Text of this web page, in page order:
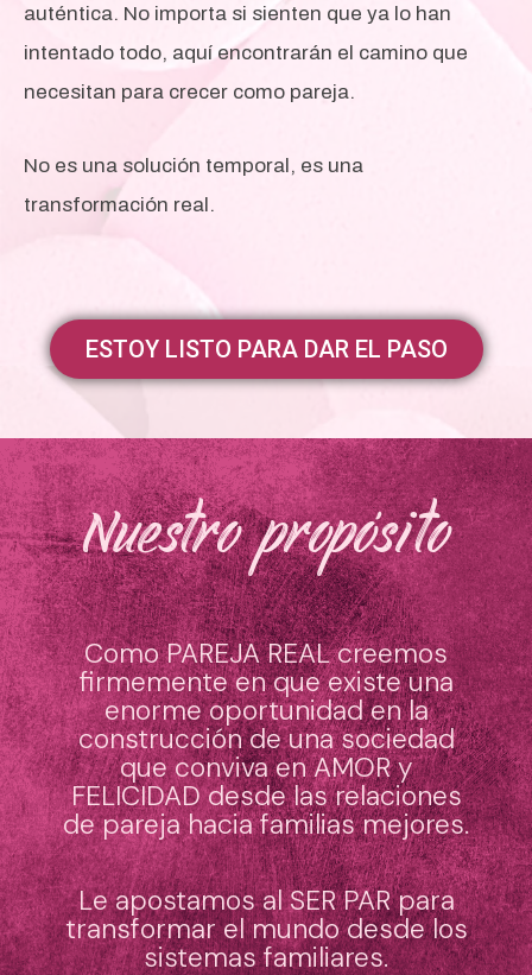
auténtica. No importa si sienten que ya lo han
intentado todo, aquí encontrarán el camino que
necesitan para crecer como pareja.
No es una solución temporal, es una
transformación real.
ESTOY LISTO PARA DAR EL PASO
Nuestro propósito
Como PAREJA REAL creemos
firmemente en que existe una
enorme oportunidad en la
construcción de una sociedad
que conviva en AMOR y
FELICIDAD desde las relaciones
de pareja hacia familias mejores.
Le apostamos al SER PAR para
transformar el mundo desde los
sistemas familiares.